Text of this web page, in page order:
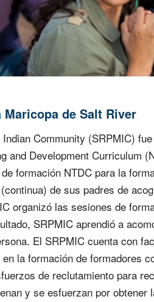
de Salt River
Community (SRPMIC)
and Development Curriculum
formación NTDC para la
de sus padres de
organizó las sesiones de
SRPMIC aprendió a
El SRPMIC cuenta con
la formación de formadores
de reclutamiento para
y se esfuerzan por obtener